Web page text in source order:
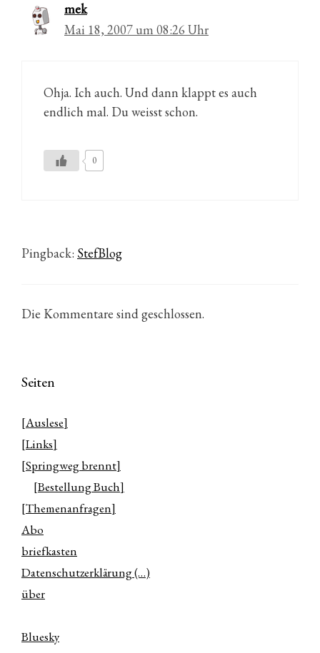
mek
Mai 18, 2007 um 08:26 Uhr
Ohja. Ich auch. Und dann klappt es auch
endlich mal. Du weisst schon.
0
Pingback: StefBlog
Die Kommentare sind geschlossen.
Seiten
[Auslese]
[Links]
[Springweg brennt]
[Bestellung Buch]
[Themenanfragen]
Abo
briefkasten
Datenschutzerklärung (…)
über
Bluesky